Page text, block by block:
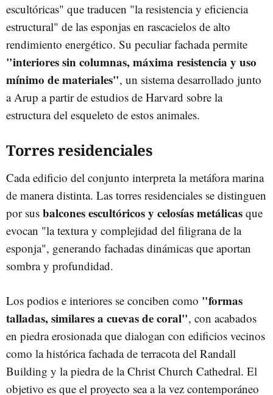
escultóricas" que traducen "la resistencia y eficiencia
estructural" de las esponjas en rascacielos de alto
rendimiento energético. Su peculiar fachada permite
"interiores sin columnas, máxima resistencia y uso
mínimo de materiales", un sistema desarrollado junto
a Arup a partir de estudios de Harvard sobre la
estructura del esqueleto de estos animales.
Torres residenciales
Cada edificio del conjunto interpreta la metáfora marina
de manera distinta. Las torres residenciales se distinguen
por sus balcones escultóricos y celosías metálicas que
evocan "la textura y complejidad del filigrana de la
esponja", generando fachadas dinámicas que aportan
sombra y profundidad.
Los podios e interiores se conciben como "formas
talladas, similares a cuevas de coral", con acabados
en piedra erosionada que dialogan con edificios vecinos
como la histórica fachada de terracota del Randall
Building y la piedra de la Christ Church Cathedral. El
objetivo es que el proyecto sea a la vez contemporáneo